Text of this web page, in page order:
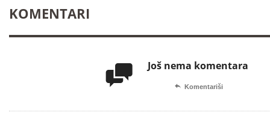
KOMENTARI
 Još nema komentara
 Komentariši